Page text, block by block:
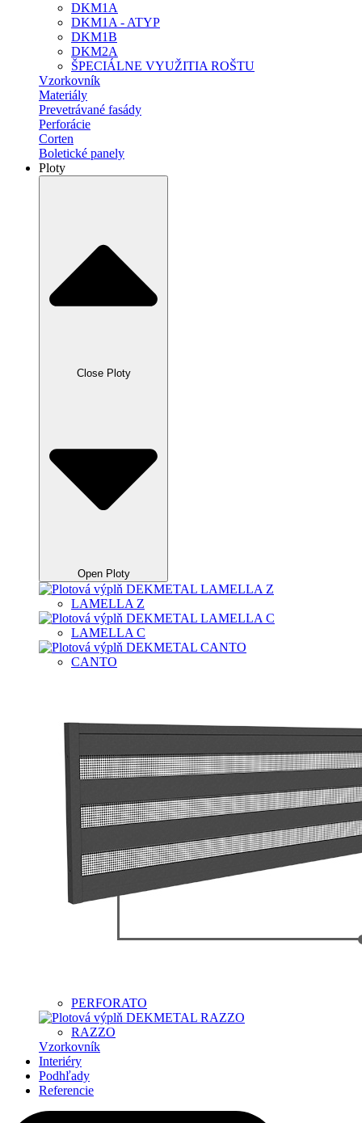
DKM1A
DKM1A - ATYP
DKM1B
DKM2A
ŠPECIÁLNE VYUŽITIA ROŠTU
Vzorkovník
Materiály
Prevetrávané fasády
Perforácie
Corten
Boletické panely
Ploty
Close Ploty
Open Ploty
LAMELLA Z
LAMELLA C
CANTO
PERFORATO
RAZZO
Vzorkovník
Interiéry
Podhľady
Referencie